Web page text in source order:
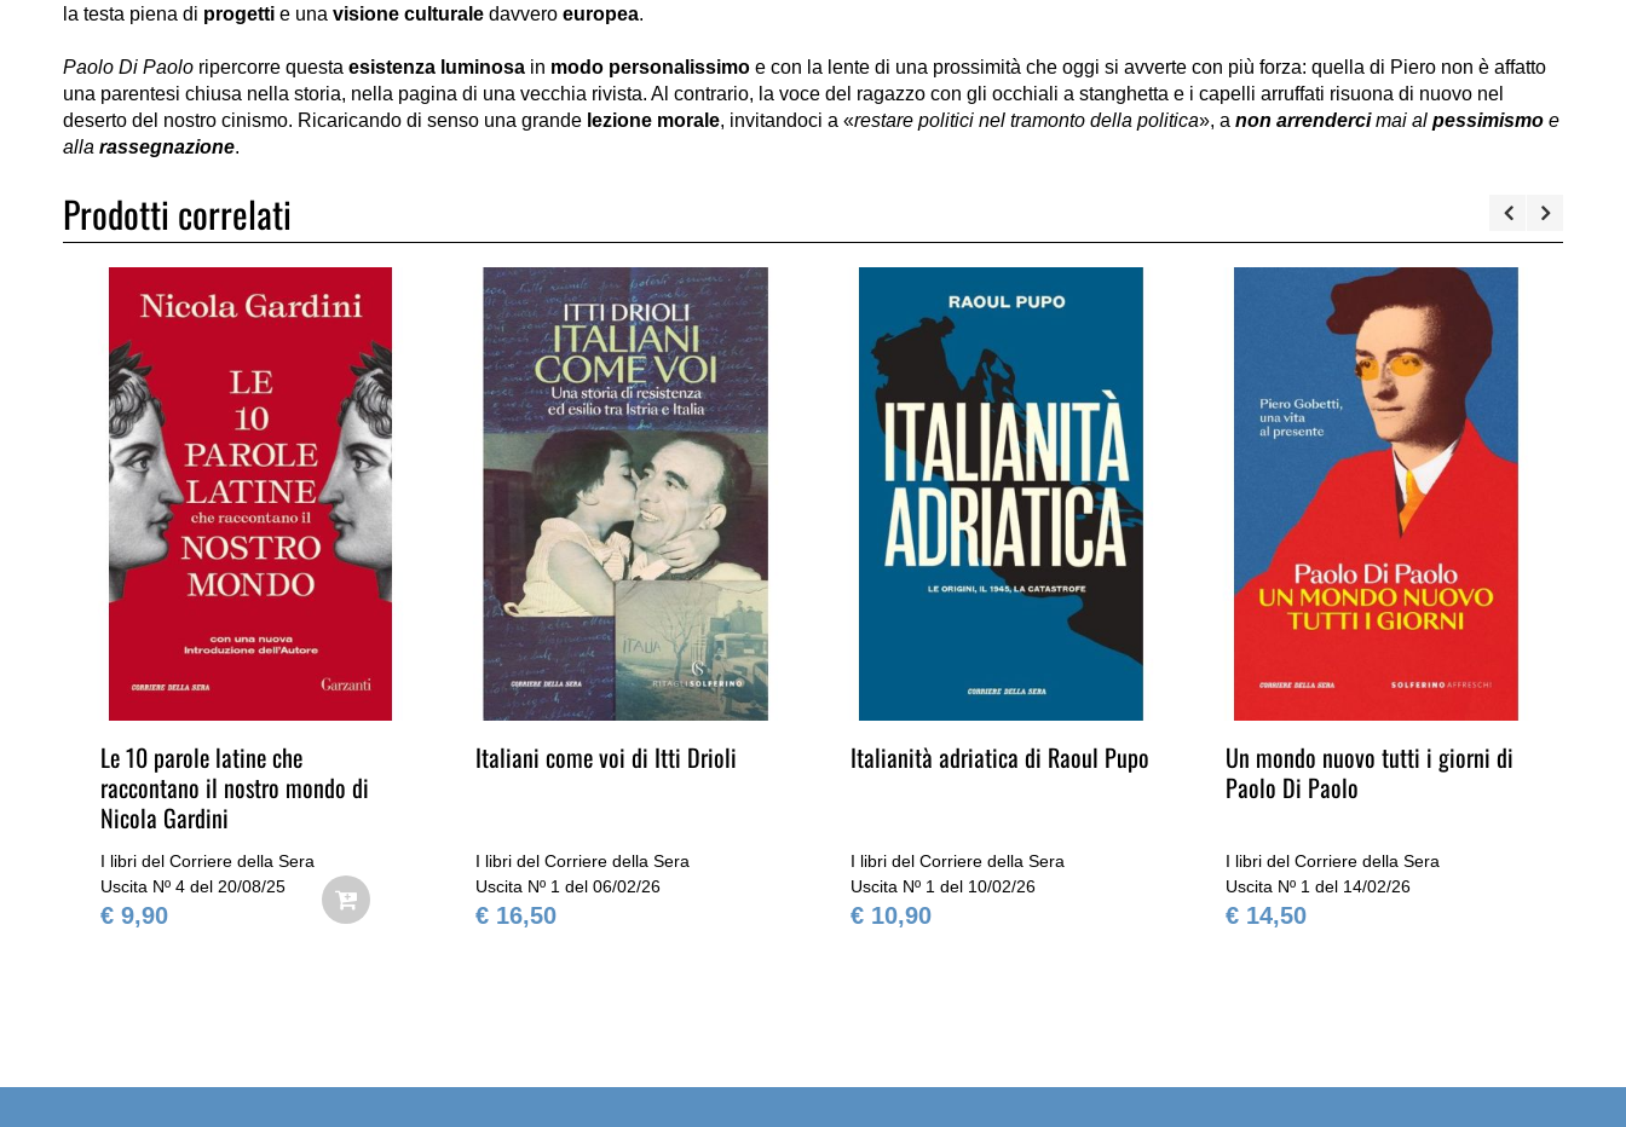
la testa piena di progetti e una visione culturale davvero europea.
Paolo Di Paolo ripercorre questa esistenza luminosa in modo personalissimo e con la lente di una prossimità che oggi si avverte con più forza: quella di Piero non è affatto
una parentesi chiusa nella storia, nella pagina di una vecchia rivista. Al contrario, la voce del ragazzo con gli occhiali a stanghetta e i capelli arruffati risuona di nuovo nel
deserto del nostro cinismo. Ricaricando di senso una grande lezione morale, invitandoci a «restare politici nel tramonto della politica», a non arrendercimai al pessimismo e
alla rassegnazione.
Prodotti correlati
Le 10 parole latine che
raccontano il nostro mondo di
Nicola Gardini
I libri del Corriere della Sera
Uscita Nº 4 del 20/08/25
€ 9,90
Italiani come voi di Itti Drioli
I libri del Corriere della Sera
Uscita Nº 1 del 06/02/26
€ 16,50
Italianità adriatica di Raoul Pupo
I libri del Corriere della Sera
Uscita Nº 1 del 10/02/26
€ 10,90
Un mondo nuovo tutti i giorni di
Paolo Di Paolo
I libri del Corriere della Sera
Uscita Nº 1 del 14/02/26
€ 14,50